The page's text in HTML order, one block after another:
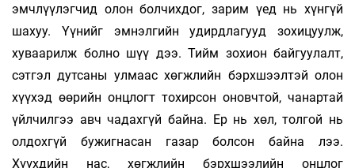
эмчлүүлэгчид олон болчихдог, зарим үед нь хүнгүй
шахуу. Үүнийг эмнэлгийн удирдлагууд зохи­цуулж,
хуваарилж болно шүү дээ. Тийм зохион байгуулалт,
сэтгэл дутсаны улмаас хөгжлийн бэрх­шээлтэй олон
хүүхэд өөрийн онцлогт тохирсон оновч­той, чанартай
үйлчилгээ авч чадахгүй байна. Ер нь хөл, толгой нь
олдохгүй бужигнасан газар болсон байна лээ.
Хүүхдийн нас, хөгжлийн бэрхшээлийн онцлог